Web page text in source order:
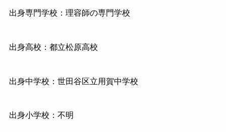
出身専門学校：理容師の専門学校
出身高校：都立松原高校
出身中学校：世田谷区立用賀中学校
出身小学校：不明